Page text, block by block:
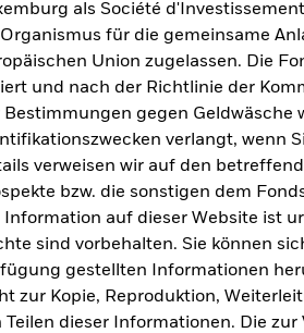
als Société
für die gemeinsame
Union zugelassen. Die
und nach der Richtlinie der
Bestimmungen gegen Geldwäsche
verlangt, wenn
verweisen wir auf den
bzw. die sonstigen dem
Information auf dieser Website ist
sind vorbehalten. Sie können
gestellten Informationen
zur Kopie, Reproduktion,
Teilen dieser Informationen. Die